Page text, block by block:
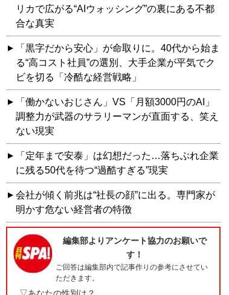
リカで広がる“AIウォッシング”の裏にある不都
合な真実
「黒字だから安心」が命取りに。40代から始ま
る“高コスト社員”の選別、大手企業が平気でク
ビを切る「冷酷な経営戦略」
「働かないおじさん」VS「月額3000円のAI」
調整力が武器のサラリーマンが直面する、笑え
ない現実
「定年まで安泰」は幻想だった…落ちぶれ企業
に残る50代を待つ“過酷すぎる”現実
会社が傾く前兆は“社長の顔”に出る。専門家が
明かす危ない経営者の特徴